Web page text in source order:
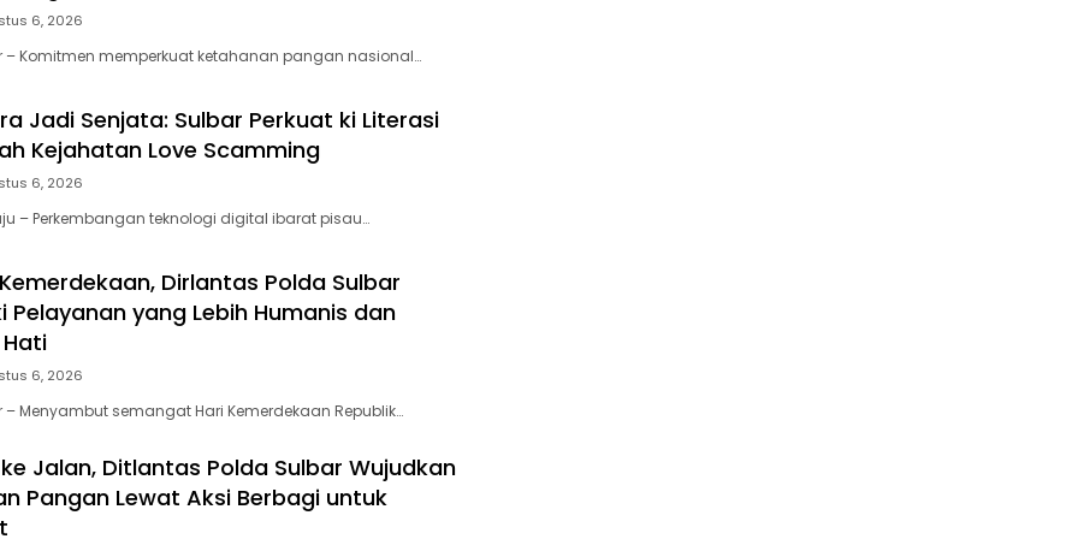
6, 2026
– Komitmen memperkuat ketahanan pangan nasional…
Jadi Senjata: Sulbar Perkuat ki Literasi
Kejahatan Love Scamming
6, 2026
– Perkembangan teknologi digital ibarat pisau…
Dirlantas Polda Sulbar
Pelayanan yang Lebih Humanis dan
6, 2026
– Menyambut semangat Hari Kemerdekaan Republik…
Jalan, Ditlantas Polda Sulbar Wujudkan
Pangan Lewat Aksi Berbagi untuk